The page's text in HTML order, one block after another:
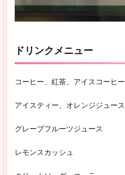
ドリンクメニュー
コーヒー、紅茶、アイスコーヒー
アイスティー、オレンジジュース
グレープフルーツジュース
レモンスカッシュ